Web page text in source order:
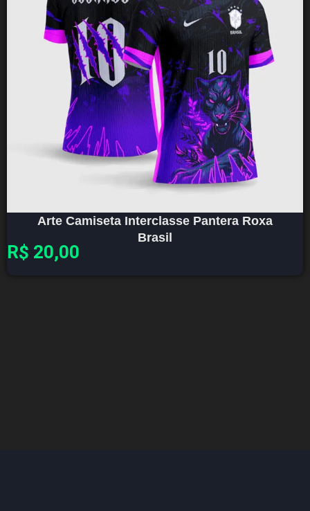
Arte Camiseta Interclasse Pantera Roxa
Brasil
R$ 20,00